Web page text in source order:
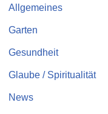
Allgemeines
Garten
Gesundheit
Glaube / Spiritualität
News